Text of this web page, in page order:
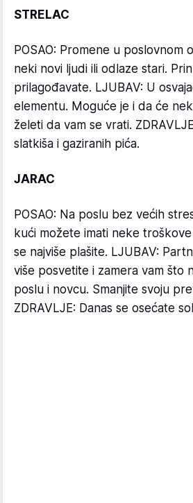
STRELAC
POSAO: Promene u poslovnom
neki novi ljudi ili odlaze stari.
prilagođavate. LJUBAV: U
elementu. Moguće je i da će
želeti da vam se vrati.
slatkiša i gaziranih pića.
JARAC
POSAO: Na poslu bez većih
kući možete imati neke
se najviše plašite. LJUBAV:
više posvetite i zamera vam što
poslu i novcu. Smanjite svoju
ZDRAVLJE: Danas se osećate